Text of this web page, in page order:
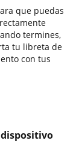
que puedas
termines,
tu libreta de
con tus